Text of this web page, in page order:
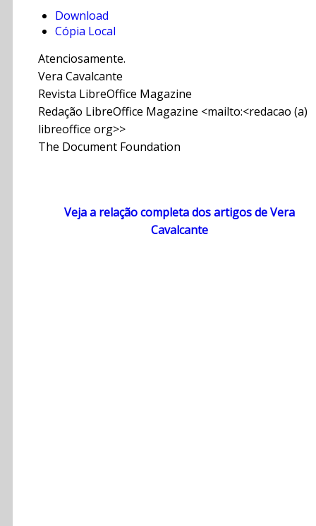
Download
Cópia Local
Atenciosamente.
Vera Cavalcante
Revista LibreOffice Magazine
Redação LibreOffice Magazine <mailto:<redacao (a)
libreoffice org>>
The Document Foundation
Veja a relação completa dos artigos de Vera
Cavalcante